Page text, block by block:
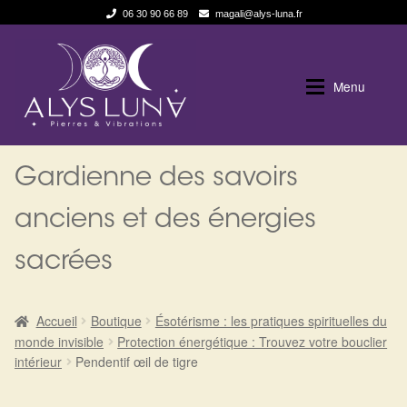
06 30 90 66 89 magali@alys-luna.fr
navigation
contenu
Menu
Alys Luna
Qui suis je
Boutique en ligne
Blog
Politique de cookies (UE)
Alys Luna
La Boutique
Les pierres en détail
Test — Quelle Gardienne ?
La roue de l’année
Gardienne des savoirs
anciens et des énergies
sacrées
Accueil Boutique
Ésotérisme : les pratiques spirituelles du
monde invisible
Protection énergétique : Trouvez votre bouclier
intérieur
Pendentif œil de tigre